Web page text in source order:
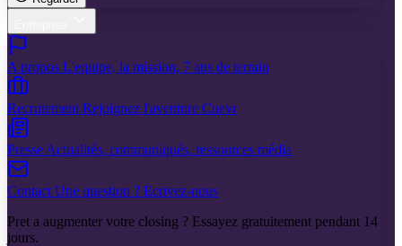
A propos L'equipe, la mission, 7 ans de terrain
Recrutement Rejoignez l'aventure Cuevr
Presse Actualités, communiqués, ressources média
Contact Une question ? Ecrivez-nous
Pret a augmenter votre closing ? Essayez gratuitement pendant 14
jours.